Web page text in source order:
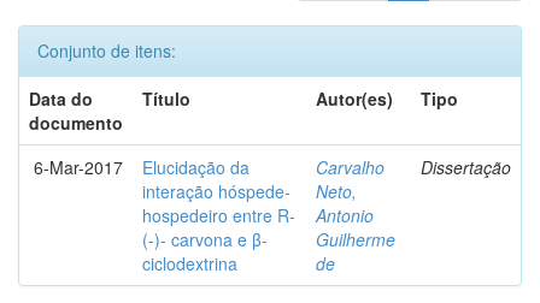
Conjunto de itens:
Data do
documento
Título Autor(es) Tipo
6-Mar-2017
Elucidação da
interação hóspede-
hospedeiro entre R-
(-)- carvona e β-
ciclodextrina
Carvalho
Neto,
Antonio
Guilherme
de
Dissertação